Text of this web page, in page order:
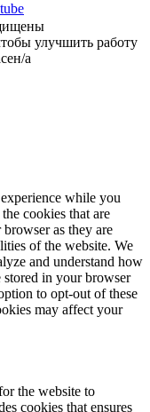
улучшить работу
а
while you
cookies that are
browser as they are
of the website. We
and understand how
in your browser
to opt-out of these
may affect your
the website to
cookies that ensures